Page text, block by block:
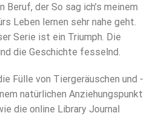
der So sag ich’s meinem
Leben lernen sehr nahe geht.
Serie ist ein Triumph. Die
die Geschichte fesselnd.
Fülle von Tiergeräuschen und -
natürlichen Anziehungspunkt
die online Library Journal